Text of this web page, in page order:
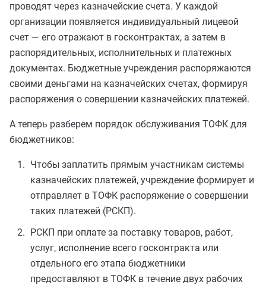
проводят через казначейские счета. У каждой
организации появляется индивидуальный лицевой
счет — его отражают в госконтрактах, а затем в
распорядительных, исполнительных и платежных
документах. Бюджетные учреждения распоряжаются
своими деньгами на казначейских счетах, формируя
распоряжения о совершении казначейских платежей.
А теперь разберем порядок обслуживания ТОФК для
бюджетников:
Чтобы заплатить прямым участникам системы
казначейских платежей, учреждение формирует и
отправляет в ТОФК распоряжение о совершении
таких платежей (РСКП).
РСКП при оплате за поставку товаров, работ,
услуг, исполнение всего госконтракта или
отдельного его этапа бюджетники
предоставляют в ТОФК в течение двух рабочих